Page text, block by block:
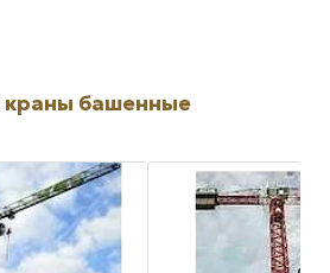
краны башенные